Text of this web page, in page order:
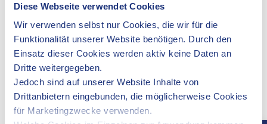
Diese Webseite verwendet Cookies
Wir verwenden selbst nur Cookies, die wir für die
Funktionalität unserer Website benötigen. Durch den
Einsatz dieser Cookies werden aktiv keine Daten an
Dritte weitergegeben.
Jedoch sind auf unserer Website Inhalte von
Drittanbietern eingebunden, die möglicherweise Cookies
für Marketingzwecke verwenden.
Übernachtung im eigenen Haushalt.
Die